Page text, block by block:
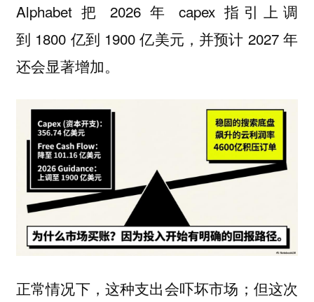
Alphabet 把 2026 年 capex 指引上调
到 1800 亿到 1900 亿美元，并预计 2027 年
还会显著增加。
正常情况下，这种支出会吓坏市场；但这次